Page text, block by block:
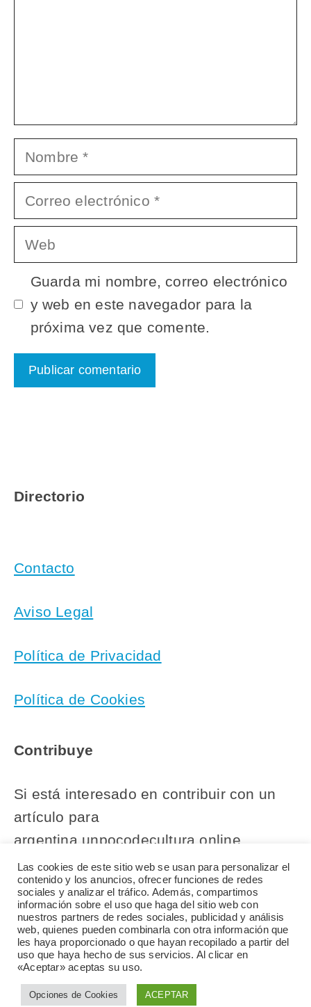
Nombre
Correo
electrónico
Web
Guarda mi nombre, correo electrónico
y web en este navegador para la
próxima vez que comente.
Directorio
Contacto
Aviso Legal
Política de Privacidad
Política de Cookies
Contribuye
Si está interesado en contribuir con un
artículo para
argentina.unpocodecultura.online,
comuníquese con nuestro equipo
editorial.
Una página del grupoUn Poco de Cultura Online
Las cookies de este sitio web se usan para personalizar el
contenido y los anuncios, ofrecer funciones de redes
sociales y analizar el tráfico. Además, compartimos
información sobre el uso que haga del sitio web con
nuestros partners de redes sociales, publicidad y análisis
web, quienes pueden combinarla con otra información que
les haya proporcionado o que hayan recopilado a partir del
uso que haya hecho de sus servicios. Al clicar en
«Aceptar» aceptas su uso.
Opciones de Cookies ACEPTAR